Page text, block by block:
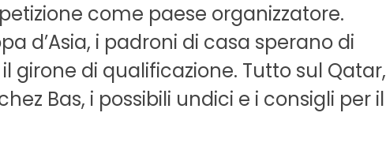
come paese organizzatore.
d’Asia, i padroni di casa sperano di
girone di qualificazione. Tutto sul Qatar,
Bas, i possibili undici e i consigli per il